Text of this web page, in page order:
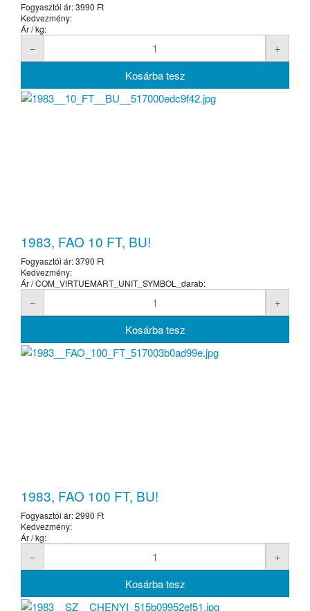
Fogyasztói ár:3990 Ft
Kedvezmény:
Ár / kg:
1983, FAO 10 FT, BU!
Fogyasztói ár:3790 Ft
Kedvezmény:
Ár / COM_VIRTUEMART_UNIT_SYMBOL_darab:
1983, FAO 100 FT, BU!
Fogyasztói ár:2990 Ft
Kedvezmény:
Ár / kg: